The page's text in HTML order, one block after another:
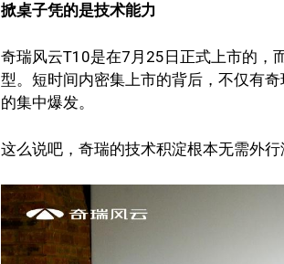
掀桌子凭的是技术能力
奇瑞风云T10是在7月25日正式上市的，
型。短时间内密集上市的背后，不仅有
的集中爆发。
这么说吧，奇瑞的技术积淀根本无需外